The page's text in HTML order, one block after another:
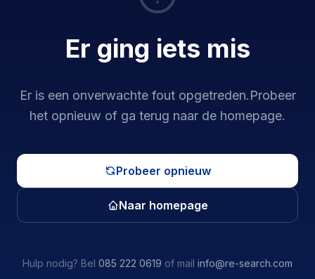
Er ging iets mis
Er is een onverwachte fout opgetreden.Probeer
het opnieuw of ga terug naar de homepage.
Probeer opnieuw
Naar homepage
Hulp nodig? Bel 085 222 0619 of mail info@re-search.com